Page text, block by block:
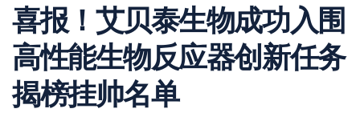
喜报！艾贝泰生物成功入围
高性能生物反应器创新任务
揭榜挂帅名单